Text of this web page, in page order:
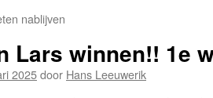
nablijven
Lars winnen!! 1e
2025door Hans Leeuwerik